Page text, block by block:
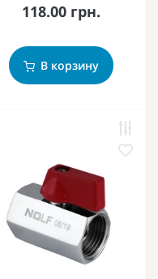
118.00 грн.
В корзину